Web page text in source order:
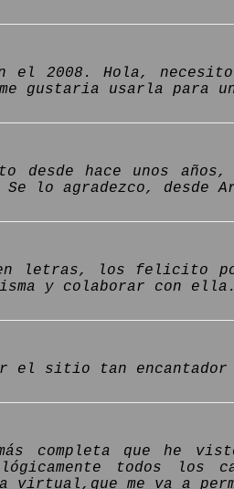
el 2008. Hola,
gustaria usarla para
desde hace unos
lo agradezco, desde
letras, los felicito
y colaborar con ella.
sitio tan encantador
completa que he
todos los
virtual,que me va a